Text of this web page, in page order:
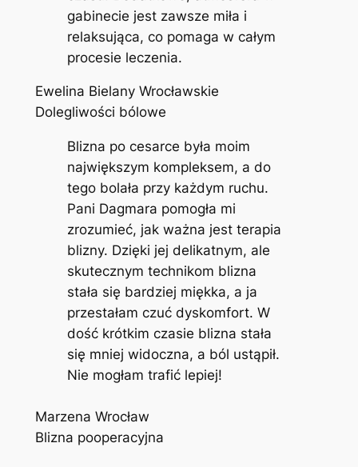
gabinecie jest zawsze miła i
relaksująca, co pomaga w całym
procesie leczenia.
Ewelina Bielany Wrocławskie
Dolegliwości bólowe
Blizna po cesarce była moim
największym kompleksem, a do
tego bolała przy każdym ruchu.
Pani Dagmara pomogła mi
zrozumieć, jak ważna jest terapia
blizny. Dzięki jej delikatnym, ale
skutecznym technikom blizna
stała się bardziej miękka, a ja
przestałam czuć dyskomfort. W
dość krótkim czasie blizna stała
się mniej widoczna, a ból ustąpił.
Nie mogłam trafić lepiej!
Marzena Wrocław
Blizna pooperacyjna